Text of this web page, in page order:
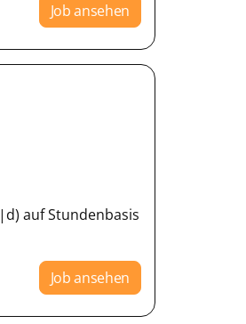
Job ansehen
auf Stundenbasis
Job ansehen